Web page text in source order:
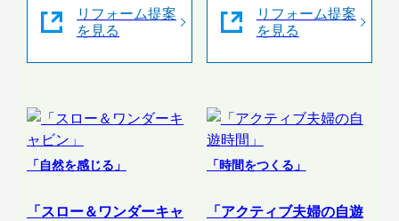
リフォーム提案
を見る
リフォーム提案
を見る
「自然を感じる」
「スロー＆ワンダーキャ
「時間をつくる」
「アクティブ夫婦の自遊